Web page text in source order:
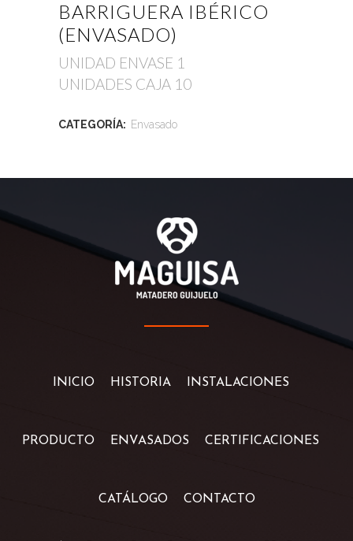
BARRIGUERA IBÉRICO
(ENVASADO)
UNIDAD ENVASE 1
UNIDADES CAJA 10
CATEGORÍA: Envasado
INICIO HISTORIA INSTALACIONES
PRODUCTO ENVASADOS CERTIFICACIONES
CATÁLOGO CONTACTO